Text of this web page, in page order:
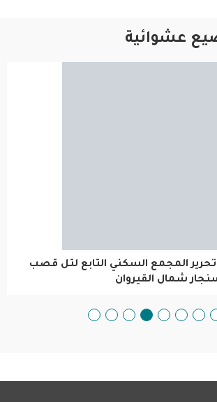
عشوائية
المجمع السكني التابع لتل قصب
شمال القيروان